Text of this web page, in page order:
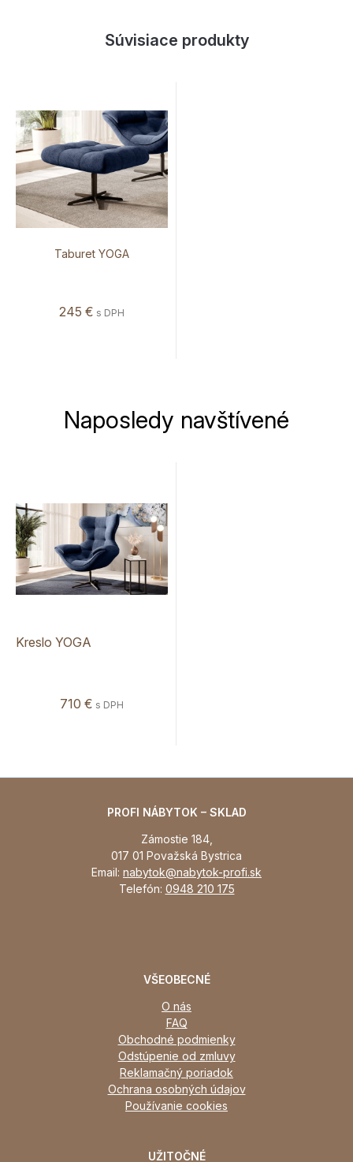
Súvisiace produkty
Taburet YOGA
245 € s DPH
Naposledy navštívené
Kreslo YOGA
710 € s DPH
PROFI NÁBYTOK – SKLAD
Zámostie 184,
017 01 Považská Bystrica
Email: nabytok@nabytok-profi.sk
Telefón: 0948 210 175
VŠEOBECNÉ
O nás
FAQ
Obchodné podmienky
Odstúpenie od zmluvy
Reklamačný poriadok
Ochrana osobných údajov
Používanie cookies
UŽITOČNÉ